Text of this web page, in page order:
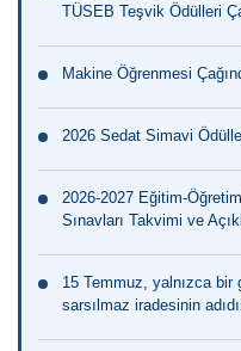
TÜSEB Teşvik Ödülleri
Makine Öğrenmesi
2026 Sedat Simavi
2026-2027 Eğitim-
Sınavları Takvimi ve
15 Temmuz, yalnızca
sarsılmaz iradesinin